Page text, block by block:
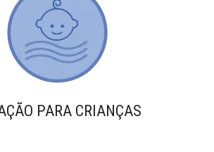
PARA CRIANÇAS